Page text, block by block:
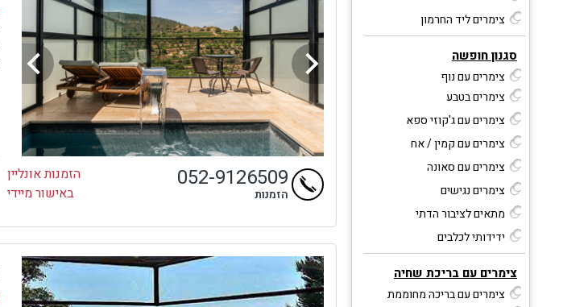
צימרים ליד החרמון
סגנון חופשה
צימרים עם נוף
צימרים בטבע
צימרים עם ג'קוזי ספא
צימרים עם קמין / אח
צימרים עם סאונה
צימרים נגישים
מתאים לציבור הדתי
ידידותי לכלבים
צימרים עם בריכת שחיה
צימרים עם בריכה מחוממת
הזמנות אונליין
באישור מיידי
052-9126509
הזמנות